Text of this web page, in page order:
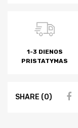
1-3 DIENOS
PRISTATYMAS
SHARE (0)